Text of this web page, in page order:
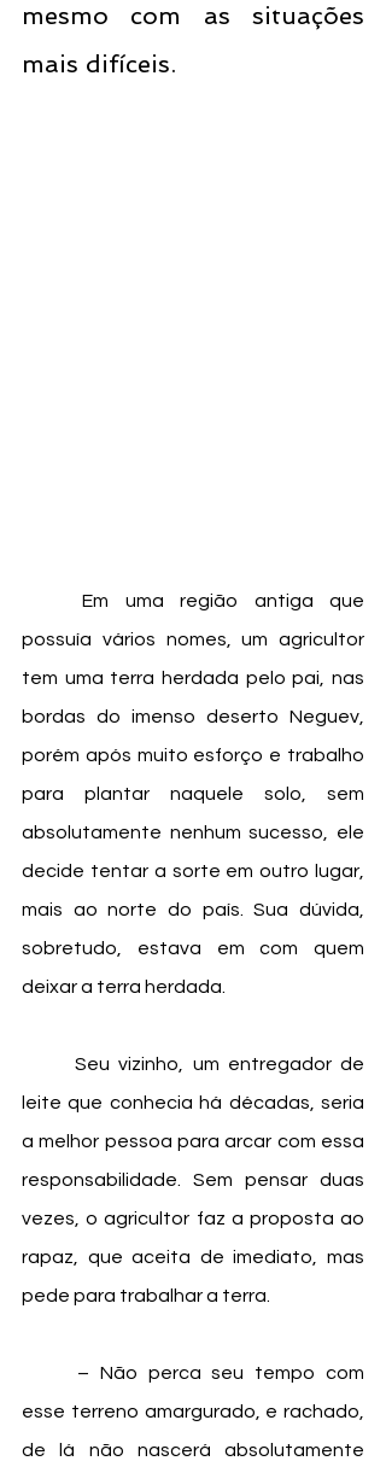
mesmo com as situações
mais difíceis.
	Em uma região antiga que
possuía vários nomes, um agricultor
tem uma terra herdada pelo pai, nas
bordas do imenso deserto Neguev,
porém após muito esforço e trabalho
para plantar naquele solo, sem
absolutamente nenhum sucesso, ele
decide tentar a sorte em outro lugar,
mais ao norte do país. Sua dúvida,
sobretudo, estava em com quem
deixar a terra herdada.
	Seu vizinho, um entregador de
leite que conhecia há décadas, seria
a melhor pessoa para arcar com essa
responsabilidade. Sem pensar duas
vezes, o agricultor faz a proposta ao
rapaz, que aceita de imediato, mas
pede para trabalhar a terra.
esse terreno amargurado, e rachado,
de lá não nascerá absolutamente